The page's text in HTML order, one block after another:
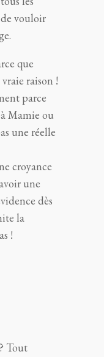
vouloir
que
vraie raison !
parce
Mamie ou
une réelle
croyance
une
dès
la
!
Tout